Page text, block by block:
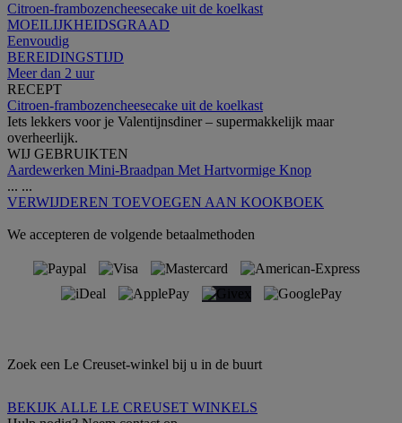
Citroen-frambozencheesecake uit de koelkast
MOEILIJKHEIDSGRAAD
Eenvoudig
BEREIDINGSTIJD
Meer dan 2 uur
RECEPT
Citroen-frambozencheesecake uit de koelkast
Iets lekkers voor je Valentijnsdiner – supermakkelijk maar
overheerlijk.
WIJ GEBRUIKTEN
Aardewerken Mini-Braadpan Met Hartvormige Knop
... ...
VERWIJDEREN TOEVOEGEN AAN KOOKBOEK
We accepteren de volgende betaalmethoden
Zoek een Le Creuset-winkel bij u in de buurt
BEKIJK ALLE LE CREUSET WINKELS